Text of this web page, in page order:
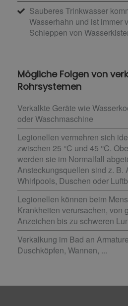
Sauberes Trinkwasser
Wasserhahn und ist immer
Schleppen von
Mögliche Folgen von
Rohrsystemen
Verkalkte Geräte wie
oder Waschmaschine
Legionellen vermehren sich
zwischen 25 °C und 45 °C.
werden sie im Normalfall
Ansteckungsquellen sind z. B.
Whirlpools, Duschen oder
Legionellen können beim
Krankheiten verursachen, von
Anzeichen bis zu schweren
Verkalkung im Bad an
Duschköpfen, Wannen, ...